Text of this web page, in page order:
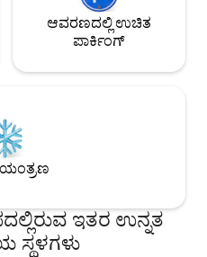
ಆವರಣದಲ್ಲಿ ಉಚಿತ
ಪಾರ್ಕಿಂಗ್
ಇತರ ಉನ್ನತ
ಸ್ಥಳಗಳು